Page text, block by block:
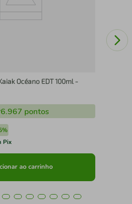
Océano EDT 100ml -
6.967 pontos
Pix
ao carrinho